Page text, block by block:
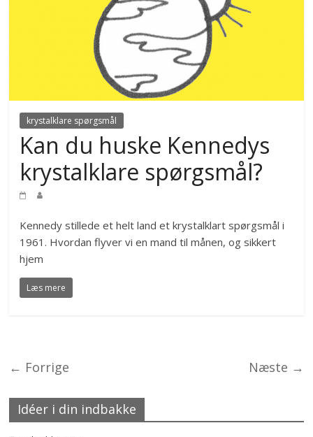
krystalklare spørgsmål
Kan du huske Kennedys
krystalklare spørgsmål?
Kennedy stillede et helt land et krystalklart spørgsmål i
1961. Hvordan flyver vi en mand til månen, og sikkert
hjem
Læs mere
← Forrige Næste →
Idéer i din indbakke